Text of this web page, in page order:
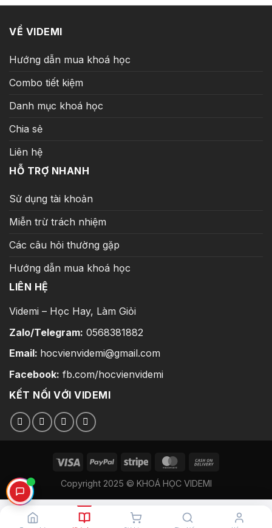
VỀ VIDEMI
Hướng dẫn mua khoá học
Combo tiết kiệm
Danh mục khoá học
Chia sẻ
Liên hệ
HỖ TRỢ NHANH
Sử dụng tài khoản
Miễn trừ trách nhiệm
Các câu hỏi thường gặp
Hướng dẫn mua khoá học
LIÊN HỆ
Videmi – Học Hay, Làm Giỏi
Zalo/Telegram: 0568381882
Email: hocvienvidemi@gmail.com
Facebook: fb.com/hocvienvidemi
KẾT NỐI VỚI VIDEMI
Copyright 2025 © KHOÁ HỌC VIDEMI